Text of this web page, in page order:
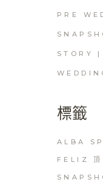
PRE
STORY |
標籤
ALBA
FELIZ 頂